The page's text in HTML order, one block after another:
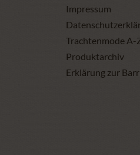
Impressum
Trachtenmode A-
Produktarchiv
Erklärung zur